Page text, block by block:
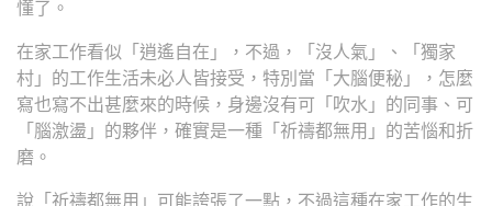
懂了。
在家工作看似「逍遙自在」，不過，「沒人氣」、「獨家
村」的工作生活未必人皆接受，特別當「大腦便秘」，怎麼
寫也寫不出甚麼來的時候，身邊沒有可「吹水」的同事、可
「腦激盪」的夥伴，確實是一種「祈禱都無用」的苦惱和折
磨。
說「祈禱都無用」可能誇張了一點，不過這種在家工作的生